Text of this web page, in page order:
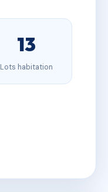
13
Lots habitation